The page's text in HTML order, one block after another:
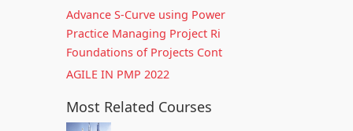
Advance S-Curve using Power
Practice Managing Project Ri
Foundations of Projects Cont
AGILE IN PMP 2022
Most Related Courses